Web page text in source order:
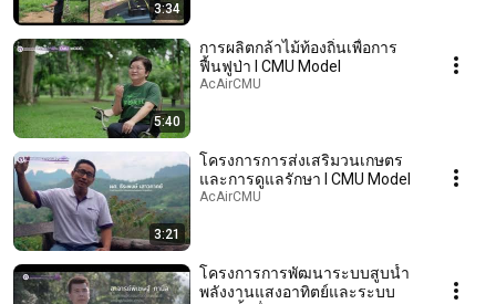
3:34
5:40
การผลิตกล้าไม้ท้องถิ่นเพื่อการ
ฟื้นฟูป่า l CMU Model
AcAirCMU
3:21
โครงการการส่งเสริมวนเกษตร
และการดูแลรักษา l CMU Model
AcAirCMU
โครงการการพัฒนาระบบสูบน้ำ
พลังงานแสงอาทิตย์และระบบ